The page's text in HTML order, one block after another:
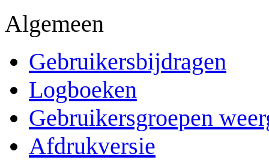
Algemeen
Gebruikersbijdragen
Logboeken
Gebruikersgroepen
Afdrukversie